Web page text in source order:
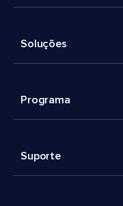
Soluções
Programa
Suporte